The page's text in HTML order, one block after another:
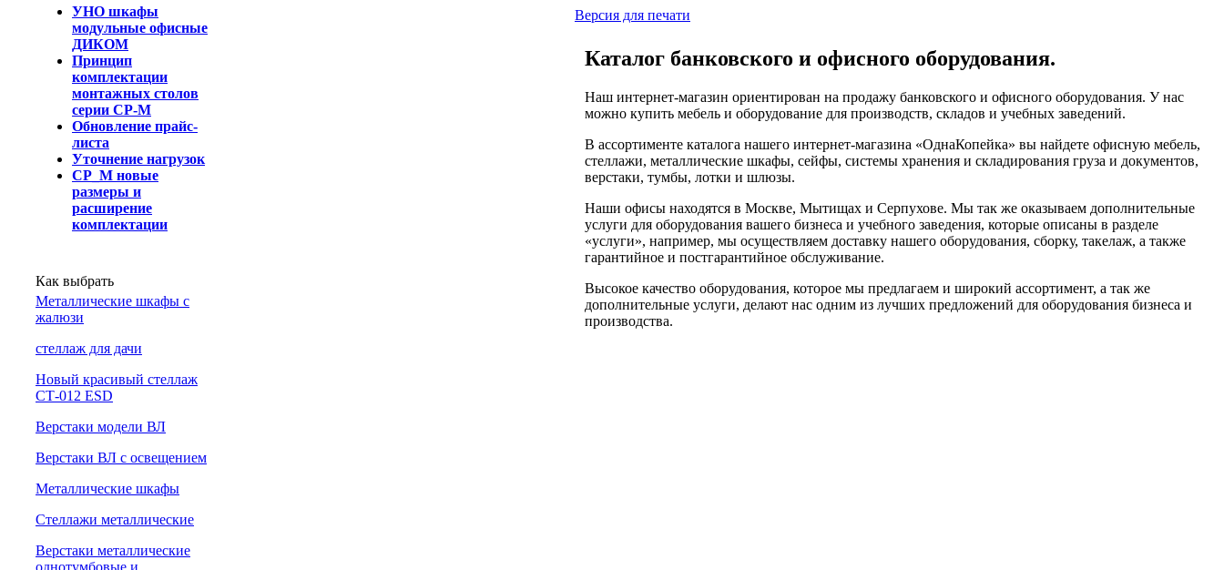
УНО шкафы
модульные офисные
ДИКОМ
Принцип
комплектации
монтажных столов
серии СР-М
Обновление прайс-
листа
Уточнение нагрузок
СР_М новые
размеры и
расширение
комплектации
Как выбрать
Металлические шкафы с
жалюзи
cтеллаж для дачи
Новый красивый стеллаж
СТ-012 ESD
Верстаки модели ВЛ
Верстаки ВЛ с освещением
Металлические шкафы
Стеллажи металлические
Верстаки металлические
однотумбовые и
Версия для печати
Каталог банковского и офисного оборудования.
Наш интернет-магазин ориентирован на продажу банковского и офисного оборудования. У нас
можно купить мебель и оборудование для производств, складов и учебных заведений.
В ассортименте каталога нашего интернет-магазина «ОднаКопейка» вы найдете офисную мебель,
стеллажи, металлические шкафы, сейфы, системы хранения и складирования груза и документов,
верстаки, тумбы, лотки и шлюзы.
Наши офисы находятся в Москве, Мытищах и Серпухове. Мы так же оказываем дополнительные
услуги для оборудования вашего бизнеса и учебного заведения, которые описаны в разделе
«услуги», например, мы осуществляем доставку нашего оборудования, сборку, такелаж, а также
гарантийное и постгарантийное обслуживание.
Высокое качество оборудования, которое мы предлагаем и широкий ассортимент, а так же
дополнительные услуги, делают нас одним из лучших предложений для оборудования бизнеса и
производства.